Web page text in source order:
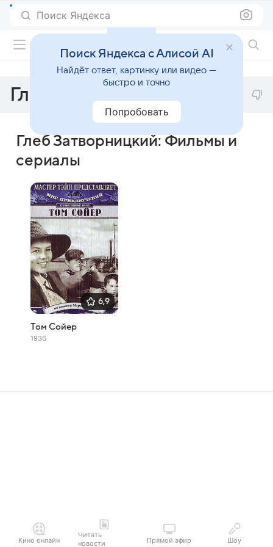
Поиск Яндекса
Глеб Затворницкий
Глеб Затворницкий: Фильмы и
сериалы
6,9
Том Сойер
1936
Кино онлайн
Читать
новости
Прямой эфир Шоу
Поиск Яндекса с Алисой AI
Найдёт ответ, картинку или видео —
быстро и точно
Попробовать